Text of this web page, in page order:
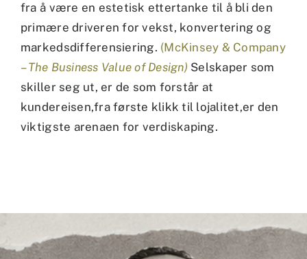
fra å være en estetisk ettertanke til å bli den
primære driveren for vekst, konvertering og
markedsdifferensiering. (McKinsey & Company
–The Business Value of Design) Selskaper som
skiller seg ut, er de som forstår at
kundereisen,fra første klikk til lojalitet,er den
viktigste arenaen for verdiskaping.